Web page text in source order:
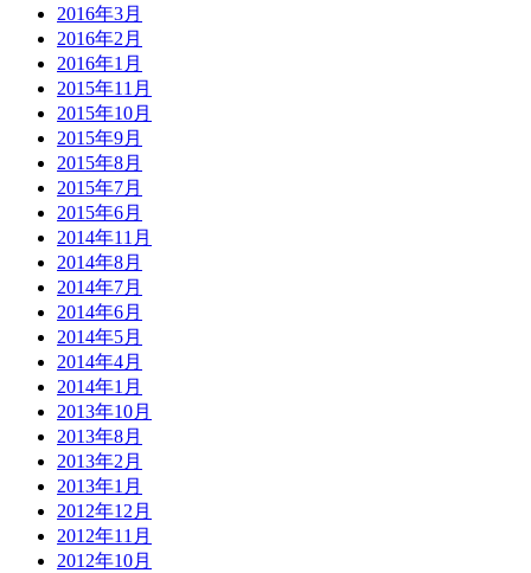
2016年3月
2016年2月
2016年1月
2015年11月
2015年10月
2015年9月
2015年8月
2015年7月
2015年6月
2014年11月
2014年8月
2014年7月
2014年6月
2014年5月
2014年4月
2014年1月
2013年10月
2013年8月
2013年2月
2013年1月
2012年12月
2012年11月
2012年10月